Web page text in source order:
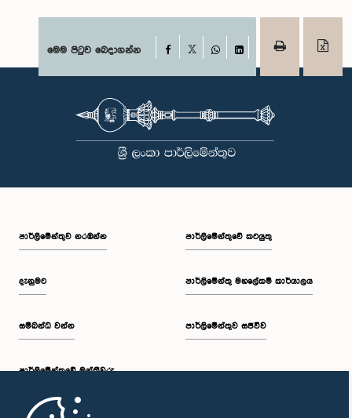
මෙම පිටුව බෙදාගන්න Facebook
WhatsAppLinkedIn
පාර්ලි‌මේන්තුව නරඹන්න
දැනුමට
සම්බන්ධ වන්න
පාර්ලි‌මේන්තුවේ මන්ත්‍රීවරු
මුල් පිටුව
පාර්ලිමේන්තුවේ කටයුතු
පාර්ලිමේන්තු මහලේකම් කාර්යාලය
පාර්ලිමේන්තුව සජීවීව